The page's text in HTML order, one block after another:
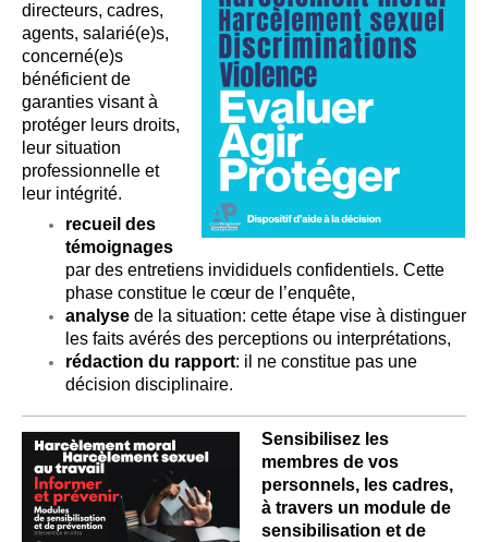
directeurs, cadres,
agents, salarié(e)s,
concerné(e)s
bénéficient de
garanties visant à
protéger leurs droits,
leur situation
professionnelle et
leur intégrité.
recueil des
témoignages
par des entretiens invididuels confidentiels. Cette
phase constitue le cœur de l’enquête,
analyse de la situation: cette étape vise à distinguer
les faits avérés des perceptions ou interprétations,
rédaction du rapport: il ne constitue pas une
décision disciplinaire.
Sensibilisez les
membres de vos
personnels, les cadres,
à travers un module de
sensibilisation et de